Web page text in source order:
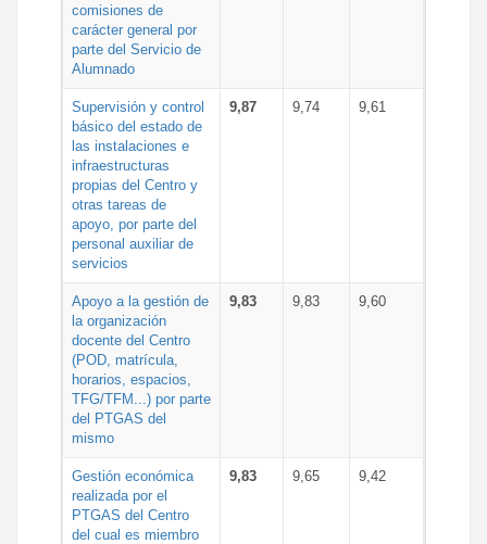
comisiones de
carácter general por
parte del Servicio de
Alumnado
Supervisión y control
básico del estado de
las instalaciones e
infraestructuras
propias del Centro y
otras tareas de
apoyo, por parte del
personal auxiliar de
servicios
9,87 9,74 9,61
Apoyo a la gestión de
la organización
docente del Centro
(POD, matrícula,
horarios, espacios,
TFG/TFM...) por parte
del PTGAS del
mismo
9,83 9,83 9,60
Gestión económica
realizada por el
PTGAS del Centro
del cual es miembro
9,83 9,65 9,42